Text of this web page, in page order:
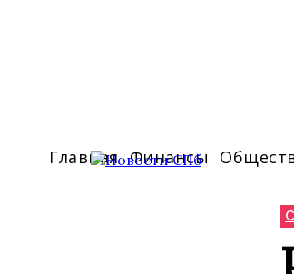
Главная Финансы